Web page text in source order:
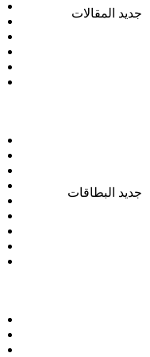
جديد المقالات
جديد البطاقات